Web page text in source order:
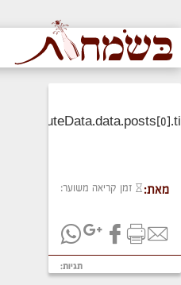
מאת: זמן קריאה משוער:
תגיות: